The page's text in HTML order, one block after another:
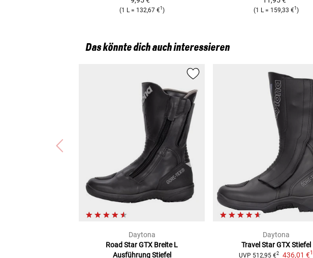
(1 L = 132,67 €1 ) (1 L = 159,33 €1 )
Das könnte dich auch interessieren
Daytona
Road Star GTX Breite L
Ausführung Stiefel
Daytona
Travel Star GTX Stiefel
UVP 512,95 €2 436,01 €1